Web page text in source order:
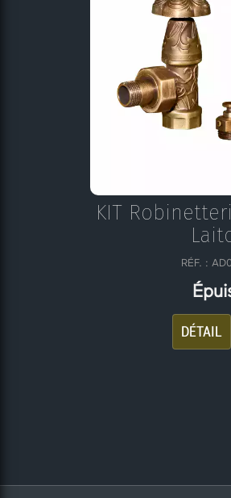
KIT
RÉF. :
DÉTAIL